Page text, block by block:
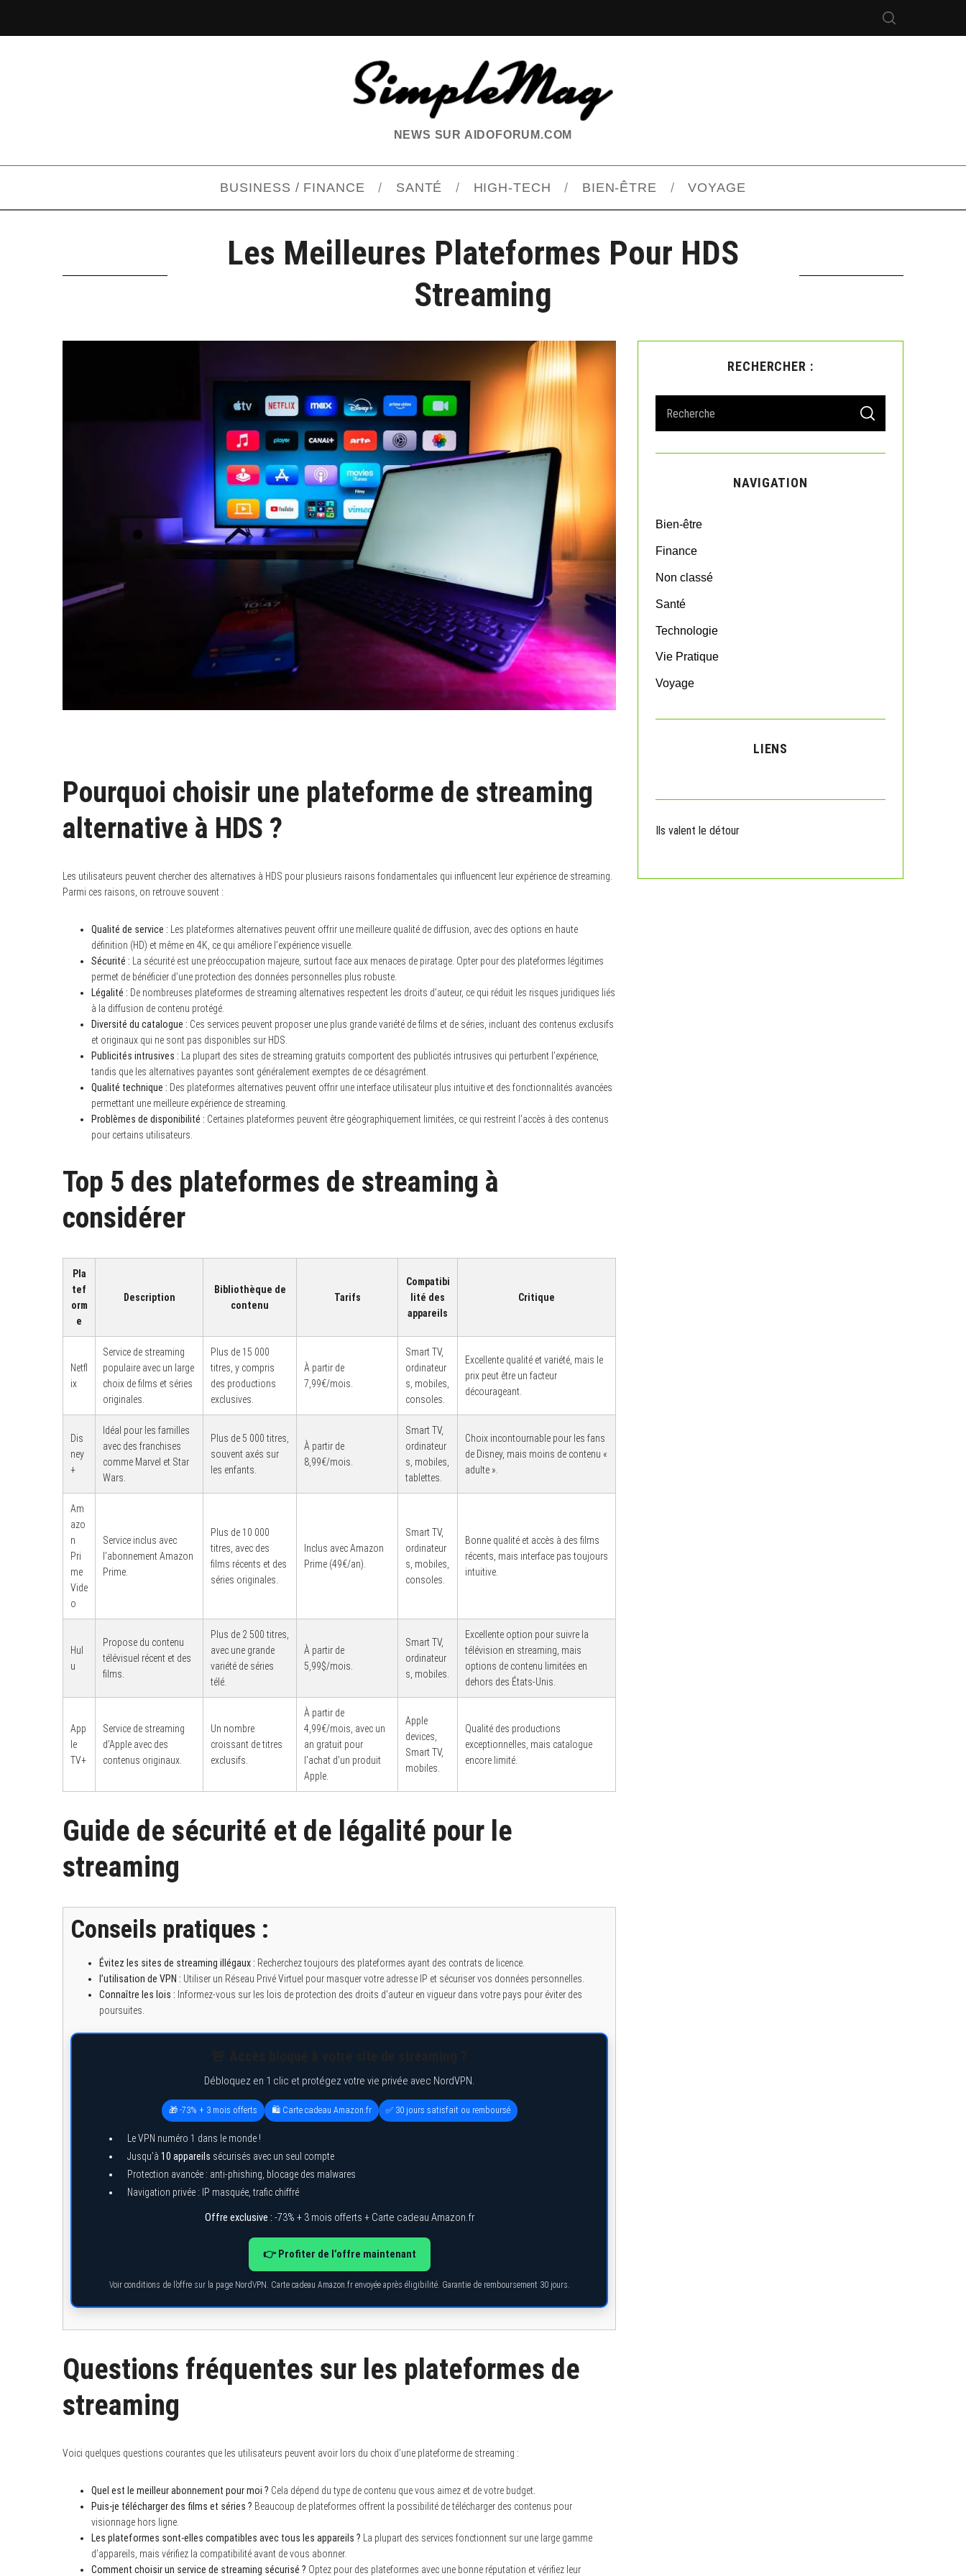
NEWS SUR AIDOFORUM.COM
BUSINESS / FINANCE SANTÉ HIGH-TECH BIEN-ÊTRE VOYAGE
Les Meilleures Plateformes Pour HDS
Streaming
Pourquoi choisir une plateforme de streaming
alternative à HDS ?
Les utilisateurs peuvent chercher des alternatives à HDS pour plusieurs raisons fondamentales qui influencent leur expérience de streaming.
Parmi ces raisons, on retrouve souvent :
Qualité de service : Les plateformes alternatives peuvent offrir une meilleure qualité de diffusion, avec des options en haute
définition (HD) et même en 4K, ce qui améliore l’expérience visuelle.
Sécurité : La sécurité est une préoccupation majeure, surtout face aux menaces de piratage. Opter pour des plateformes légitimes
permet de bénéficier d’une protection des données personnelles plus robuste.
Légalité : De nombreuses plateformes de streaming alternatives respectent les droits d’auteur, ce qui réduit les risques juridiques liés
à la diffusion de contenu protégé.
Diversité du catalogue : Ces services peuvent proposer une plus grande variété de films et de séries, incluant des contenus exclusifs
et originaux qui ne sont pas disponibles sur HDS.
Publicités intrusives : La plupart des sites de streaming gratuits comportent des publicités intrusives qui perturbent l’expérience,
tandis que les alternatives payantes sont généralement exemptes de ce désagrément.
Qualité technique : Des plateformes alternatives peuvent offrir une interface utilisateur plus intuitive et des fonctionnalités avancées
permettant une meilleure expérience de streaming.
Problèmes de disponibilité : Certaines plateformes peuvent être géographiquement limitées, ce qui restreint l’accès à des contenus
pour certains utilisateurs.
Top 5 des plateformes de streaming à
considérer
Pla
tef
orm
e
Description
Bibliothèque de
contenu
Tarifs
Compatibi
lité des
appareils
Critique
Netfl
ix
Service de streaming
populaire avec un large
choix de films et séries
originales.
Plus de 15 000
titres, y compris
des productions
exclusives.
À partir de
7,99€/mois.
Smart TV,
ordinateur
s, mobiles,
consoles.
Excellente qualité et variété, mais le
prix peut être un facteur
décourageant.
Dis
ney
+
Idéal pour les familles
avec des franchises
comme Marvel et Star
Wars.
Plus de 5 000 titres,
souvent axés sur
les enfants.
À partir de
8,99€/mois.
Smart TV,
ordinateur
s, mobiles,
tablettes.
Choix incontournable pour les fans
de Disney, mais moins de contenu «
adulte ».
Am
azo
n
Pri
me
Vide
o
Service inclus avec
l’abonnement Amazon
Prime.
Plus de 10 000
titres, avec des
films récents et des
séries originales.
Inclus avec Amazon
Prime (49€/an).
Smart TV,
ordinateur
s, mobiles,
consoles.
Bonne qualité et accès à des films
récents, mais interface pas toujours
intuitive.
Hul
u
Propose du contenu
télévisuel récent et des
films.
Plus de 2 500 titres,
avec une grande
variété de séries
télé.
À partir de
5,99$/mois.
Smart TV,
ordinateur
s, mobiles.
Excellente option pour suivre la
télévision en streaming, mais
options de contenu limitées en
dehors des États-Unis.
App
le
TV+
Service de streaming
d’Apple avec des
contenus originaux.
Un nombre
croissant de titres
exclusifs.
À partir de
4,99€/mois, avec un
an gratuit pour
l’achat d’un produit
Apple.
Apple
devices,
Smart TV,
mobiles.
Qualité des productions
exceptionnelles, mais catalogue
encore limité.
Guide de sécurité et de légalité pour le
streaming
Conseils pratiques :
Évitez les sites de streaming illégaux : Recherchez toujours des plateformes ayant des contrats de licence.
l’utilisation de VPN : Utiliser un Réseau Privé Virtuel pour masquer votre adresse IP et sécuriser vos données personnelles.
Connaître les lois : Informez-vous sur les lois de protection des droits d’auteur en vigueur dans votre pays pour éviter des
poursuites.
Débloquez en 1 clic et protégez votre vie privée avec NordVPN.
🎁 -73% + 3 mois offerts 🛍️ Carte cadeau Amazon.fr ✅ 30 jours satisfait ou remboursé
Le VPN numéro 1 dans le monde !
Jusqu’à 10 appareils sécurisés avec un seul compte
Protection avancée : anti-phishing, blocage des malwares
Navigation privée : IP masquée, trafic chiffré
Offre exclusive : -73% + 3 mois offerts + Carte cadeau Amazon.fr
👉 Profiter de l’offre maintenant
Voir conditions de l’offre sur la page NordVPN. Carte cadeau Amazon.fr envoyée après éligibilité. Garantie de remboursement 30 jours.
Questions fréquentes sur les plateformes de
streaming
Voici quelques questions courantes que les utilisateurs peuvent avoir lors du choix d’une plateforme de streaming :
Quel est le meilleur abonnement pour moi ? Cela dépend du type de contenu que vous aimez et de votre budget.
Puis-je télécharger des films et séries ? Beaucoup de plateformes offrent la possibilité de télécharger des contenus pour
visionnage hors ligne.
Les plateformes sont-elles compatibles avec tous les appareils ? La plupart des services fonctionnent sur une large gamme
d’appareils, mais vérifiez la compatibilité avant de vous abonner.
Comment choisir un service de streaming sécurisé ? Optez pour des plateformes avec une bonne réputation et vérifiez leur
RECHERCHER :
a
r
o
S
A
C
NAVIGATION
Bien-être
Finance
Non classé
Santé
Technologie
Vie Pratique
Voyage
LIENS
Ils valent le détour
S
e
a
h
f
r
: